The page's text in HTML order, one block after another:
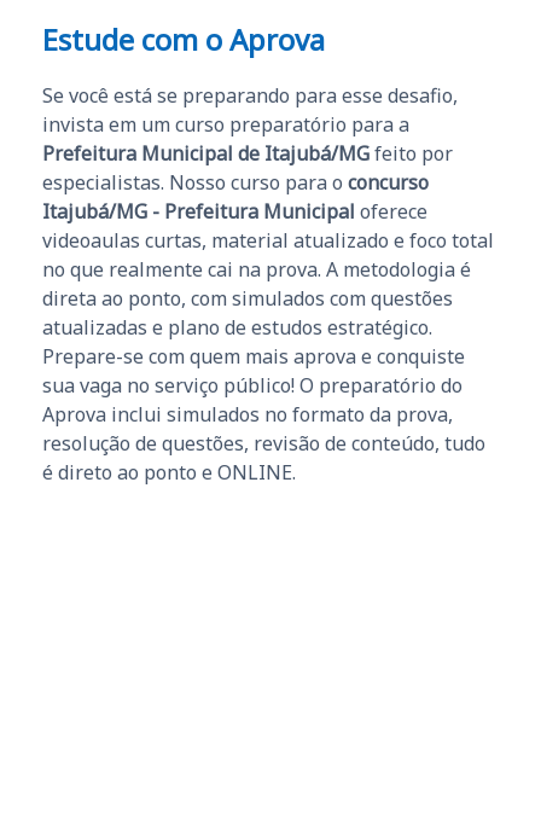
Estude com o Aprova
Se você está se preparando para esse desafio,
invista em um curso preparatório para a
Prefeitura Municipal de Itajubá/MGfeito por
especialistas. Nosso curso para o concurso
Itajubá/MG - Prefeitura Municipal oferece
videoaulas curtas, material atualizado e foco total
no que realmente cai na prova. A metodologia é
direta ao ponto, com simulados com questões
atualizadas e plano de estudos estratégico.
Prepare-se com quem mais aprova e conquiste
sua vaga no serviço público! O preparatório do
Aprova inclui simulados no formato da prova,
resolução de questões, revisão de conteúdo, tudo
é direto ao ponto e ONLINE.